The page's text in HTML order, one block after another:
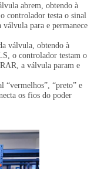
abrem, obtendo à
controlador testa o sinal
para e permanece
válvula, obtendo à
o controlador testam o
a válvula param e
“vermelhos”, “preto” e
os fios do poder